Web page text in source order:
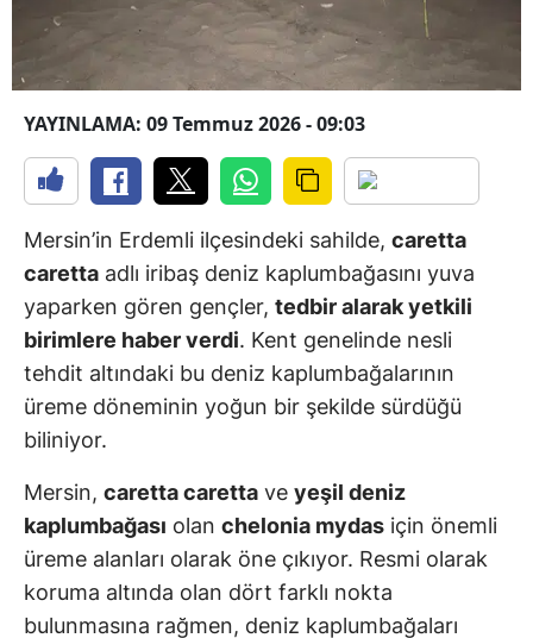
YAYINLAMA: 09 Temmuz 2026 - 09:03
Mersin’in Erdemli ilçesindeki sahilde, caretta
caretta adlı iribaş deniz kaplumbağasını yuva
yaparken gören gençler, tedbir alarak yetkili
birimlere haber verdi. Kent genelinde nesli
tehdit altındaki bu deniz kaplumbağalarının
üreme döneminin yoğun bir şekilde sürdüğü
biliniyor.
Mersin, caretta caretta ve yeşil deniz
kaplumbağası olan chelonia mydas için önemli
üreme alanları olarak öne çıkıyor. Resmi olarak
koruma altında olan dört farklı nokta
bulunmasına rağmen, deniz kaplumbağaları